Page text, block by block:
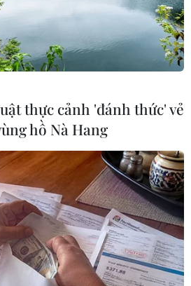
#Cao tốc trên cao
#Phạt nguội
#Vi phạm
thực cảnh 'đánh thức' vẻ
hồ Nà Hang